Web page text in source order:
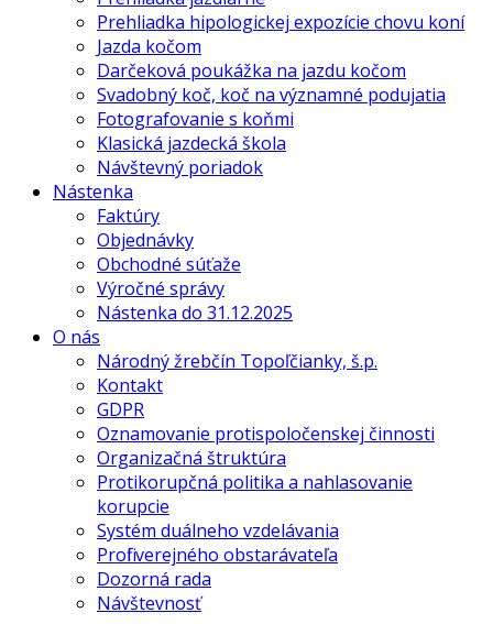
Prehliadka hipologickej expozície chovu koní
Jazda kočom
Darčeková poukážka na jazdu kočom
Svadobný koč, koč na významné podujatia
Fotografovanie s koňmi
Klasická jazdecká škola
Návštevný poriadok
Nástenka
Faktúry
Objednávky
Obchodné súťaže
Výročné správy
Nástenka do 31.12.2025
O nás
Národný žrebčín Topoľčianky, š.p.
Kontakt
GDPR
Oznamovanie protispoločenskej činnosti
Organizačná štruktúra
Protikorupčná politika a nahlasovanie
korupcie
Systém duálneho vzdelávania
Profil verejného obstarávateľa
Dozorná rada
Návštevnosť